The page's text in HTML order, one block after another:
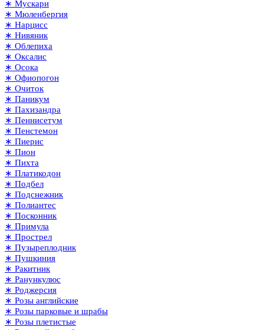
∗ Мускари
∗ Мюленбергия
∗ Нарцисс
∗ Нивяник
∗ Облепиха
∗ Оксалис
∗ Осока
∗ Офиопогон
∗ Очиток
∗ Паникум
∗ Пахизандра
∗ Пеннисетум
∗ Пенстемон
∗ Пиерис
∗ Пион
∗ Пихта
∗ Платикодон
∗ Подбел
∗ Подснежник
∗ Полиантес
∗ Посконник
∗ Примула
∗ Прострел
∗ Пузыреплодник
∗ Пушкиния
∗ Ракитник
∗ Ранункулюс
∗ Роджерсия
∗ Розы английские
∗ Розы парковые и шрабы
∗ Розы плетистые